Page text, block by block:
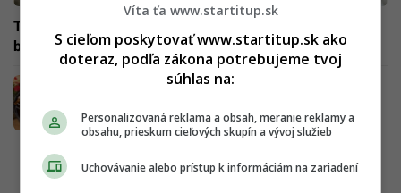
Takto vyzerá slovenská grilovačka: Vegánske pochúťky
by si hľadal márne
Prekvapivá história grilovania: Ako inovácie
Víta ťa www.startitup.sk
S cieľom poskytovať www.startitup.sk ako
doteraz, podľa zákona potrebujeme tvoj
súhlas na:
Personalizovaná reklama a obsah, meranie reklamy a
obsahu, prieskum cieľových skupín a vývoj služieb
Uchovávanie alebo prístup k informáciám na zariadení